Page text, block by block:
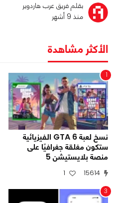
بقلم فريق عرب هاردوير
منذ 9 أشهر
الأكثر مشاهدة
1
نسخ لعبة GTA 6 الفيزيائية
ستكون مغلقة جغرافيًا على
منصة بلايستيشن 5
15614
1
3